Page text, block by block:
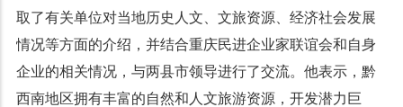
取了有关单位对当地历史人文、文旅资源、经济社会发展
情况等方面的介绍，并结合重庆民进企业家联谊会和自身
企业的相关情况，与两县市领导进行了交流。他表示，黔
西南地区拥有丰富的自然和人文旅游资源，开发潜力巨